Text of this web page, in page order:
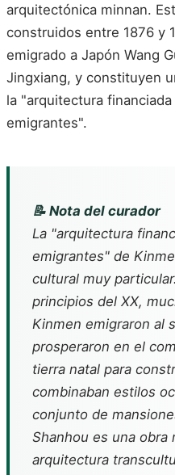
arquitectónica minnan.
construidos entre 1876 y
emigrado a Japón Wang
Jingxiang, y constituyen
la "arquitectura
emigrantes".
📝 Nota del curador
La "arquitectura
emigrantes" de
cultural muy
principios del XX,
Kinmen emigraron al
prosperaron en el
tierra natal para
combinaban estilos
conjunto de
Shanhou es una obra
arquitectura